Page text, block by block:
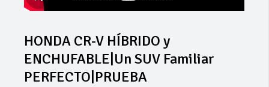
HONDA CR-V HÍBRIDO y
ENCHUFABLE|Un SUV Familiar
PERFECTO|PRUEBA